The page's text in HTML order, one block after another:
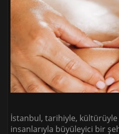
İstanbul, tarihiyle,
insanlarıyla büyüleyici bir